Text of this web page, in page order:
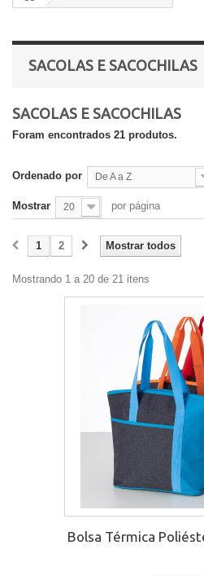
SACOLAS E SACOCHILAS
SACOLAS E SACOCHILAS
Foram encontrados 21 produtos.
Ordenado por De A a Z
Mostrar 20 por página
Mostrar todos
1 2
Mostrando 1 a 20 de 21 itens
Bolsa Térmica